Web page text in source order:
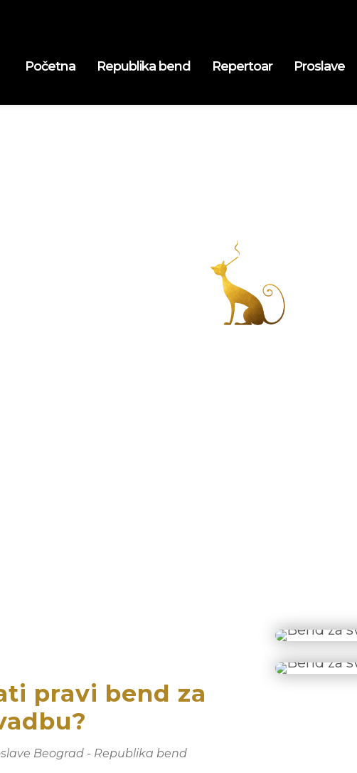
Početna Republika bend Repertoar Proslave
pravi bend za
Beograd - Republika bend